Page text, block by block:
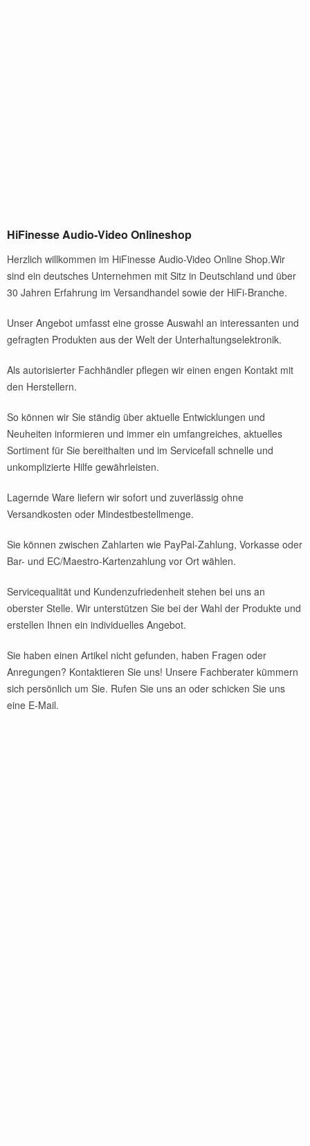
HiFinesse Audio-Video Onlineshop
Herzlich willkommen im HiFinesse Audio-Video Online Shop.Wir
sind ein deutsches Unternehmen mit Sitz in Deutschland und über
30 Jahren Erfahrung im Versandhandel sowie der HiFi-Branche.
Unser Angebot umfasst eine grosse Auswahl an interessanten und
gefragten Produkten aus der Welt der Unterhaltungselektronik.
Als autorisierter Fachhändler pflegen wir einen engen Kontakt mit
den Herstellern.
So können wir Sie ständig über aktuelle Entwicklungen und
Neuheiten informieren und immer ein umfangreiches, aktuelles
Sortiment für Sie bereithalten und im Servicefall schnelle und
unkomplizierte Hilfe gewährleisten.
Lagernde Ware liefern wir sofort und zuverlässig ohne
Versandkosten oder Mindestbestellmenge.
Sie können zwischen Zahlarten wie PayPal-Zahlung, Vorkasse oder
Bar- und EC/Maestro-Kartenzahlung vor Ort wählen.
Servicequalität und Kundenzufriedenheit stehen bei uns an
oberster Stelle. Wir unterstützen Sie bei der Wahl der Produkte und
erstellen Ihnen ein individuelles Angebot.
Sie haben einen Artikel nicht gefunden, haben Fragen oder
Anregungen? Kontaktieren Sie uns! Unsere Fachberater kümmern
sich persönlich um Sie. Rufen Sie uns an oder schicken Sie uns
eine E-Mail.